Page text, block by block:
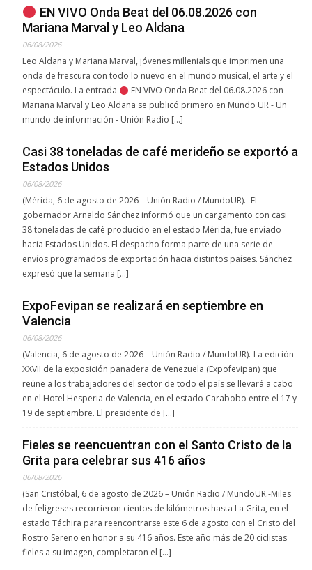
EN VIVO Onda Beat del 06.08.2026 con
Mariana Marval y Leo Aldana
06/08/2026
Leo Aldana y Mariana Marval, jóvenes millenials que imprimen una
onda de frescura con todo lo nuevo en el mundo musical, el arte y el
espectáculo. La entrada
EN VIVO Onda Beat del 06.08.2026 con
Mariana Marval y Leo Aldana se publicó primero en Mundo UR - Un
mundo de información - Unión Radio […]
Casi 38 toneladas de café merideño se exportó a
Estados Unidos
06/08/2026
(Mérida, 6 de agosto de 2026 – Unión Radio / MundoUR).- El
gobernador Arnaldo Sánchez informó que un cargamento con casi
38 toneladas de café producido en el estado Mérida, fue enviado
hacia Estados Unidos. El despacho forma parte de una serie de
envíos programados de exportación hacia distintos países. Sánchez
expresó que la semana […]
ExpoFevipan se realizará en septiembre en
Valencia
06/08/2026
(Valencia, 6 de agosto de 2026 – Unión Radio / MundoUR).-La edición
XXVII de la exposición panadera de Venezuela (Expofevipan) que
reúne a los trabajadores del sector de todo el país se llevará a cabo
en el Hotel Hesperia de Valencia, en el estado Carabobo entre el 17 y
19 de septiembre. El presidente de […]
Fieles se reencuentran con el Santo Cristo de la
Grita para celebrar sus 416 años
06/08/2026
(San Cristóbal, 6 de agosto de 2026 – Unión Radio / MundoUR.-Miles
de feligreses recorrieron cientos de kilómetros hasta La Grita, en el
estado Táchira para reencontrarse este 6 de agosto con el Cristo del
Rostro Sereno en honor a su 416 años. Este año más de 20 ciclistas
fieles a su imagen, completaron el […]